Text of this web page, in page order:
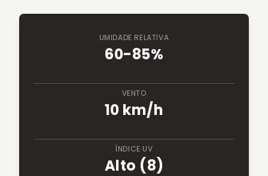
UMIDADE RELATIVA
60-85%
VENTO
10 km/h
ÍNDICE UV
Alto (8)